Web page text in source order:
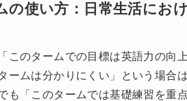
の使い方：日常生活にお
このタームでの目標は英語力の向
ームは分かりにくい」という場合
も「このタームでは基礎練習を重